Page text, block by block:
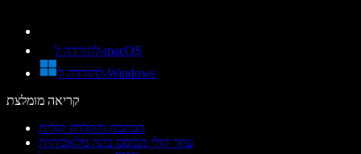
להורדה ל-macOS
להורדה ל-Windows
קריאה מומלצת
הכתבה והקלדה קולית
עוזר קולי מבוסס בינה מלאכותית